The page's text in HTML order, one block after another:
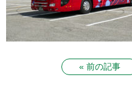
« 前の記事